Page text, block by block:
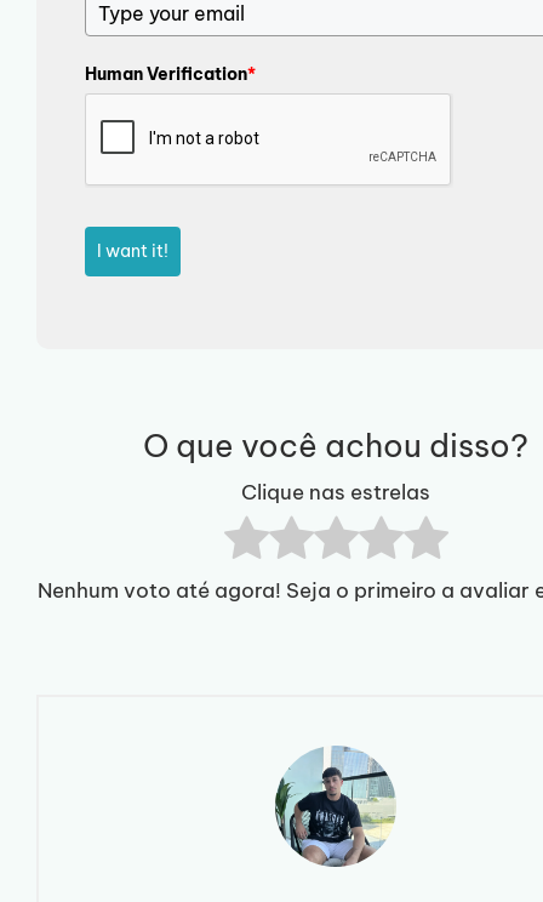
Human Verification*
I want it!
O que você achou disso?
Clique nas estrelas
Nenhum voto até agora! Seja o primeiro a avaliar